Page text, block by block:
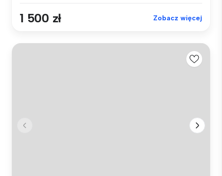
1 500 zł Zobacz więcej